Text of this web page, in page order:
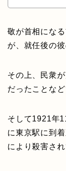
敬が首相にな
が、就任後の
その上、民衆
だったことな
そして1921年
に東京駅に到
により殺害さ